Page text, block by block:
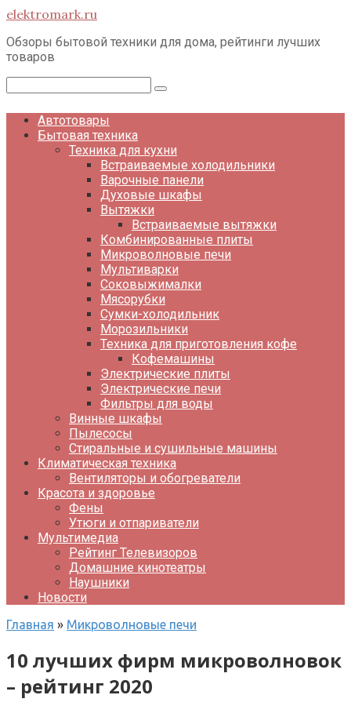
Перейти
контенту
elektromark.ru
Обзоры бытовой техники для дома, рейтинги лучших
товаров
Автотовары
Бытовая техника
Техника для кухни
Встраиваемые холодильники
Варочные панели
Духовые шкафы
Вытяжки
Встраиваемые вытяжки
Комбинированные плиты
Микроволновые печи
Мультиварки
Соковыжималки
Мясорубки
Сумки-холодильник
Морозильники
Техника для приготовления кофе
Кофемашины
Электрические плиты
Электрические печи
Фильтры для воды
Винные шкафы
Пылесосы
Стиральные и сушильные машины
Климатическая техника
Вентиляторы и обогреватели
Красота и здоровье
Фены
Утюги и отпариватели
Мультимедиа
Рейтинг Телевизоров
Домашние кинотеатры
Наушники
Новости
Главная » Микроволновые печи
10 лучших фирм микроволновок
– рейтинг 2020